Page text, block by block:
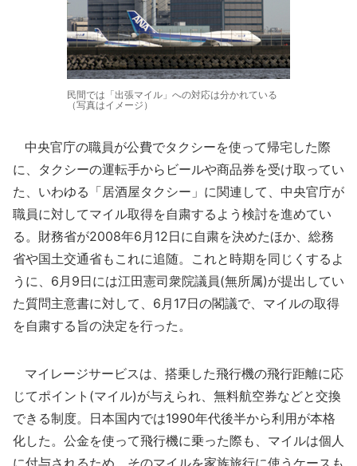
民間では「出張マイル」への対応は分かれている
（写真はイメージ）
中央官庁の職員が公費でタクシーを使って帰宅した際
に、タクシーの運転手からビールや商品券を受け取ってい
た、いわゆる「居酒屋タクシー」に関連して、中央官庁が
職員に対してマイル取得を自粛するよう検討を進めてい
る。財務省が2008年6月12日に自粛を決めたほか、総務
省や国土交通省もこれに追随。これと時期を同じくするよ
うに、6月9日には江田憲司衆院議員(無所属)が提出してい
た質問主意書に対して、6月17日の閣議で、マイルの取得
を自粛する旨の決定を行った。
マイレージサービスは、搭乗した飛行機の飛行距離に応
じてポイント(マイル)が与えられ、無料航空券などと交換
できる制度。日本国内では1990年代後半から利用が本格
化した。公金を使って飛行機に乗った際も、マイルは個人
に付与されるため、そのマイルを家族旅行に使うケースも